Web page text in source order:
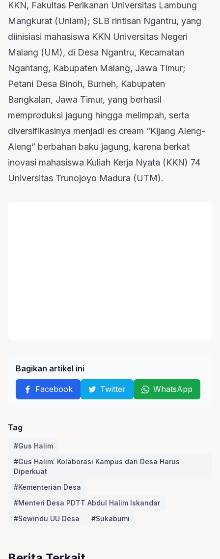
KKN, Fakultas Perikanan Universitas Lambung
Mangkurat (Unlam); SLB rintisan Ngantru, yang
diinisiasi mahasiswa KKN Universitas Negeri
Malang (UM), di Desa Ngantru, Kecamatan
Ngantang, Kabupaten Malang, Jawa Timur;
Petani Desa Binoh, Burneh, Kabupaten
Bangkalan, Jawa Timur, yang berhasil
memproduksi jagung hingga melimpah, serta
diversifikasinya menjadi es cream “Kijang Aleng-
Aleng” berbahan baku jagung, karena berkat
inovasi mahasiswa Kuliah Kerja Nyata (KKN) 74
Universitas Trunojoyo Madura (UTM).
Bagikan artikel ini
Facebook Twitter WhatsApp
Tag
#Gus Halim
#Gus Halim: Kolaborasi Kampus dan Desa Harus
Diperkuat
#Kementerian Desa
#Menteri Desa PDTT Abdul Halim Iskandar
#Sewindu UU Desa
#Sukabumi